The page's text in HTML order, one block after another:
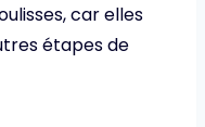
car elles
étapes de